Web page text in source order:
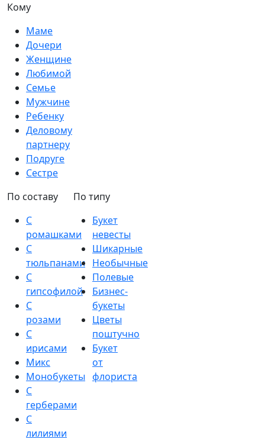
Кому
Маме
Дочери
Женщине
Любимой
Семье
Мужчине
Ребенку
Деловому
партнеру
Подруге
Сестре
По составу
С
ромашками
С
тюльпанами
С
гипсофилой
С
розами
С
ирисами
Микс
Монобукеты
С
герберами
С
лилиями
По типу
Букет
невесты
Шикарные
Необычные
Полевые
Бизнес-
букеты
Цветы
поштучно
Букет
от
флориста